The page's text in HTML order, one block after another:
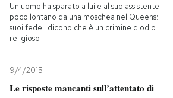
Un uomo ha sparato a lui e al suo assistente
poco lontano da una moschea nel Queens: i
suoi fedeli dicono che è un crimine d'odio
religioso
9/4/2015
Le risposte mancanti sull’attentato di